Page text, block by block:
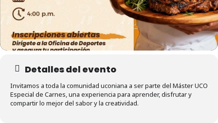
Detalles del evento
Invitamos a toda la comunidad uconiana a ser parte del Máster UCO
Especial de Carnes, una experiencia para aprender, disfrutar y
compartir lo mejor del sabor y la creatividad.